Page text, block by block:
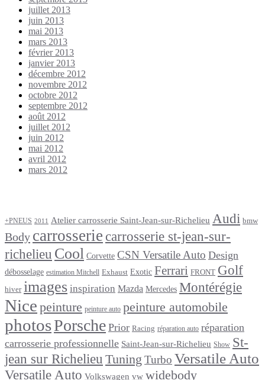
juillet 2013
juin 2013
mai 2013
mars 2013
février 2013
janvier 2013
décembre 2012
novembre 2012
octobre 2012
septembre 2012
août 2012
juillet 2012
juin 2012
mai 2012
avril 2012
mars 2012
+PNEUS 2011 Atelier carrosserie Saint-Jean-sur-Richelieu Audi bmw
Body carrosserie carrosserie st-jean-sur-
richelieu Cool Corvette CSN Versatile Auto Design
débosselage estimation Mitchell Exhaust Exotic Ferrari FRONT Golf
hiver images inspiration Mazda Mercedes Montérégie
Nice peinture peinture auto peinture automobile
photosPorsche Prior Racing réparation auto réparation
carrosserie professionnelle Saint-Jean-sur-Richelieu Show St-
jean sur Richelieu Tuning Turbo Versatile Auto
Versatile Auto Volkswagen vw widebody